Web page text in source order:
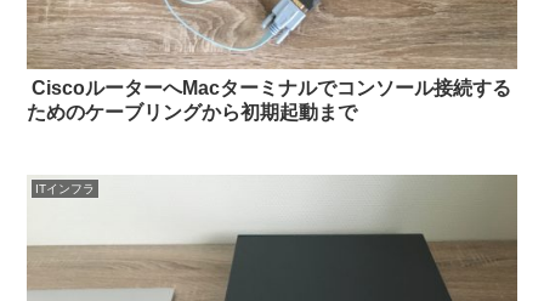
​ CiscoルーターへMacターミナルでコンソール接続する
ためのケーブリングから初期起動まで
ITインフラ